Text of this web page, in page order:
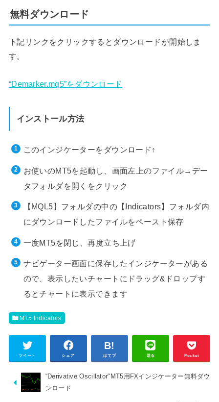
無料ダウンロード
下記リンクをクリックするとダウンロードが開始しま
す。
“Demarker.mq5”をダウンロード
インストール方法
このインジケーターをダウンロード↑
お使いのMT5を起動し、画面左上のファイル→デー
タフォルダを開くをクリック
【MQL5】フォルダの中の【Indicators】フォルダ内
にダウンロードしたファイルをペースト保存
一度MT5を閉じ、再度立ち上げ
ナビゲーター画面に保存したインジケーターがある
ので、表示したいチャートにドラッグ&ドロップす
るとチャートに表示できます
MT5 Indicators
ツイート シェア はてブ 送る Pocket
“Derivative Oscillator"MT5用FXインジケーター無料ダウ
ンロード